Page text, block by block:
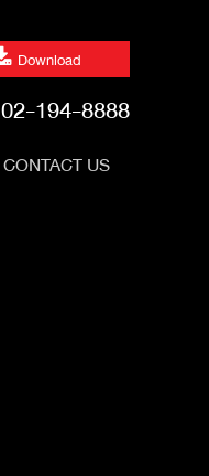
Download
02-194-8888
CONTACT US